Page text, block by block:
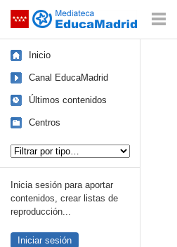
Saltar navegación
Inicio
Canal EducaMadrid
Últimos contenidos
Centros
Inicia sesión para aportar
contenidos, crear listas de
reproducción...
Iniciar sesión